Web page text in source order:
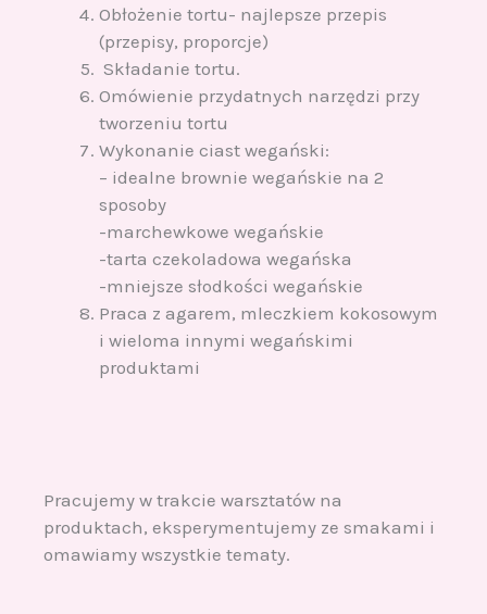
Obłożenie tortu- najlepsze przepis
(przepisy, proporcje)
Składanie tortu.
Omówienie przydatnych narzędzi przy
tworzeniu tortu
Wykonanie ciast wegański:
– idealne brownie wegańskie na 2
sposoby
-marchewkowe wegańskie
-tarta czekoladowa wegańska
-mniejsze słodkości wegańskie
Praca z agarem, mleczkiem kokosowym
i wieloma innymi wegańskimi
produktami
Pracujemy w trakcie warsztatów na
produktach, eksperymentujemy ze smakami i
omawiamy wszystkie tematy.